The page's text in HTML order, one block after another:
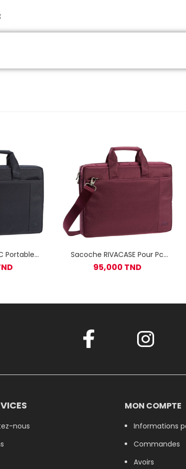
Portable
Bleu
Sacoche RIVACASE Pour Pc
95,000 TND
nous
MON COMPTE
Informations
Commandes
Avoirs